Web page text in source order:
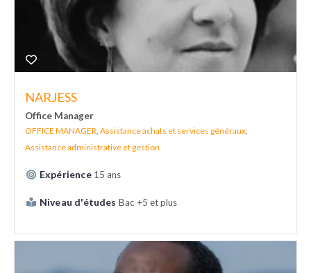
NARJESS
Office Manager
OFFICE MANAGER, Assistance achats et services généraux,
Assistance administrative et gestion
Expérience 15 ans
Niveau d'études Bac +5 et plus